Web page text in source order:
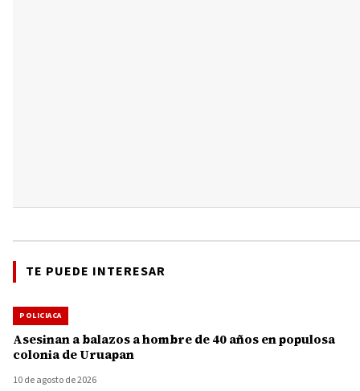
TE PUEDE INTERESAR
POLICIACA
Asesinan a balazos a hombre de 40 años en populosa
colonia de Uruapan
10 de agosto de 2026